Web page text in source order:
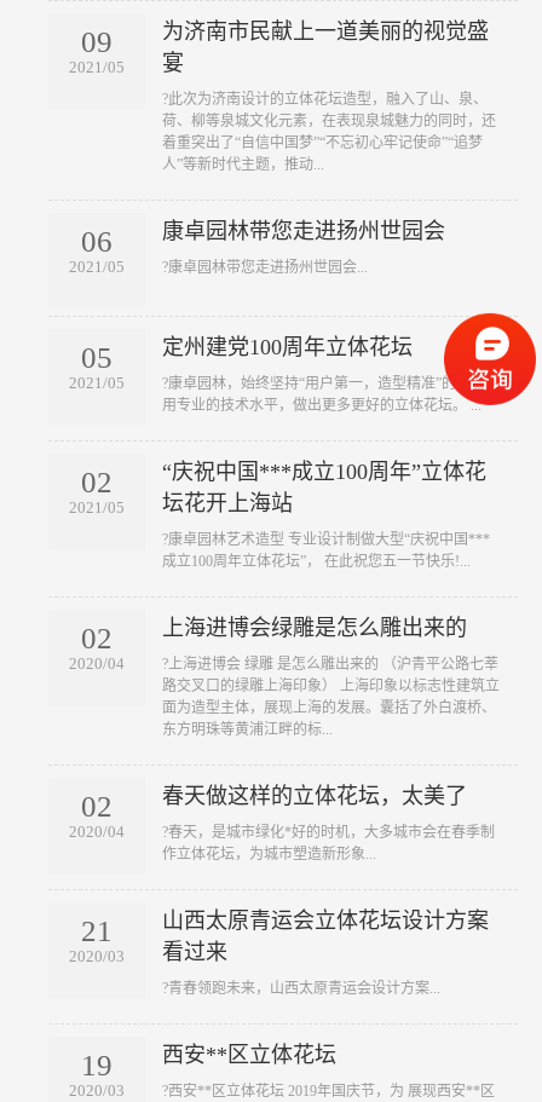
09
2021/05
为济南市民献上一道美丽的视觉盛
宴
?此次为济南设计的立体花坛造型，融入了山、泉、
荷、柳等泉城文化元素，在表现泉城魅力的同时，还
着重突出了“自信中国梦”“不忘初心牢记使命”“追梦
人”等新时代主题，推动...
06
2021/05
康卓园林带您走进扬州世园会
?康卓园林带您走进扬州世园会...
05
2021/05
定州建党100周年立体花坛
?康卓园林，始终坚持“用户第一，造型精准”的理念，
用专业的技术水平，做出更多更好的立体花坛。 ...
02
2021/05
“庆祝中国***成立100周年”立体花
坛花开上海站
?康卓园林艺术造型 专业设计制做大型“庆祝中国***
成立100周年立体花坛”， 在此祝您五一节快乐!...
02
2020/04
上海进博会绿雕是怎么雕出来的
?上海进博会 绿雕 是怎么雕出来的 （沪青平公路七莘
路交叉口的绿雕上海印象） 上海印象以标志性建筑立
面为造型主体，展现上海的发展。囊括了外白渡桥、
东方明珠等黄浦江畔的标...
02
2020/04
春天做这样的立体花坛，太美了
?春天，是城市绿化*好的时机，大多城市会在春季制
作立体花坛，为城市塑造新形象...
21
2020/03
山西太原青运会立体花坛设计方案
看过来
?青春领跑未来，山西太原青运会设计方案...
19
2020/03
西安**区立体花坛
?西安**区立体花坛 2019年国庆节，为 展现西安**区